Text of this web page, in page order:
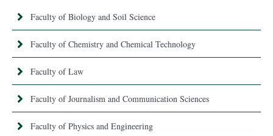
Faculty of Biology and Soil Science
Faculty of Chemistry and Chemical Technology
Faculty of Law
Faculty of Journalism and Communication Sciences
Faculty of Physics and Engineering